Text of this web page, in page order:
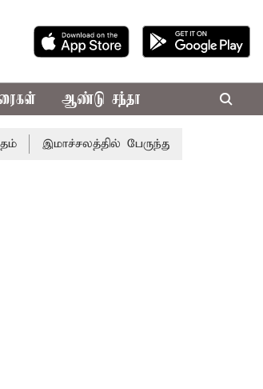
ஆண்டு சந்தா
இமாச்சலத்தில் பேருந்து விபத்து; 7 பேர்